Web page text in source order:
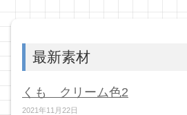
最新素材
くも クリーム色2
2021年11月22日